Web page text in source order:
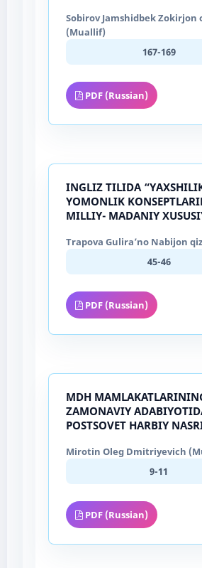
Sobirov Jamshidbek Zokirjon
(Muallif)
167-169
PDF (Russian)
INGLIZ TILIDA
YOMONLIK
MILLIY- MADANIY
Trapova Gulira’no Nabijon
45-46
PDF (Russian)
MDH
ZAMONAVIY
POSTSOVET HARBIY
Mirotin Oleg Dmitriyevich
9-11
PDF (Russian)